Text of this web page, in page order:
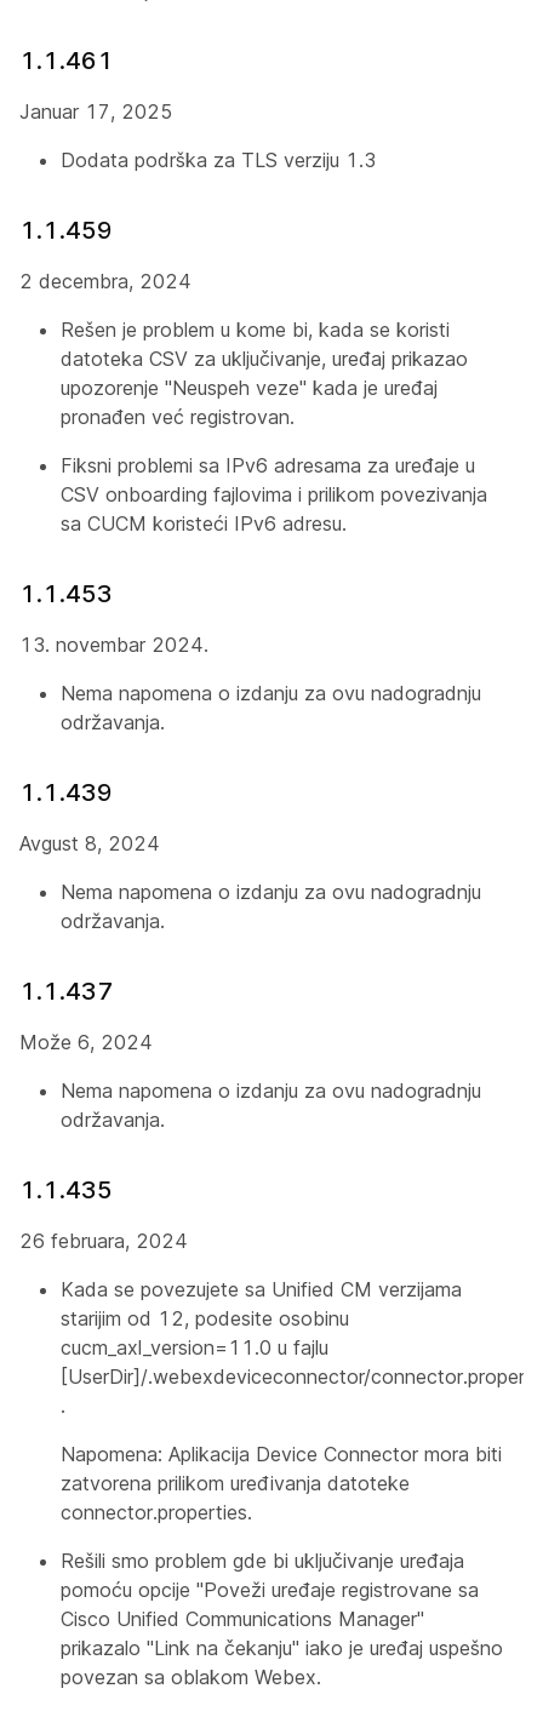
1.1.461
Januar 17, 2025
Dodata podrška za TLS verziju 1.3
1.1.459
2 decembra, 2024
Rešen je problem u kome bi, kada se koristi
datoteka CSV za uključivanje, uređaj prikazao
upozorenje "Neuspeh veze" kada je uređaj
pronađen već registrovan.
Fiksni problemi sa IPv6 adresama za uređaje u
CSV onboarding fajlovima i prilikom povezivanja
sa CUCM koristeći IPv6 adresu.
1.1.453
13. novembar 2024.
Nema napomena o izdanju za ovu nadogradnju
održavanja.
1.1.439
Avgust 8, 2024
Nema napomena o izdanju za ovu nadogradnju
održavanja.
1.1.437
Može 6, 2024
Nema napomena o izdanju za ovu nadogradnju
održavanja.
1.1.435
26 februara, 2024
Kada se povezujete sa Unified CM verzijama
starijim od 12, podesite osobinu
cucm_axl_version=11.0 u fajlu
[UserDir]/.webexdeviceconnector/
.
Napomena: Aplikacija Device Connector mora biti
zatvorena prilikom uređivanja datoteke
connector.properties.
Rešili smo problem gde bi uključivanje uređaja
pomoću opcije "Poveži uređaje registrovane sa
Cisco Unified Communications Manager"
prikazalo "Link na čekanju" iako je uređaj uspešno
povezan sa oblakom Webex.